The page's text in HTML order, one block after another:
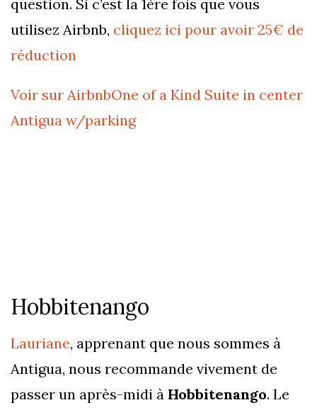
question. Si c’est la 1ère fois que vous
utilisez Airbnb, cliquez ici pour avoir 25€ de
réduction
Voir sur AirbnbOne of a Kind Suite in center
Antigua w/parking
Hobbitenango
Lauriane, apprenant que nous sommes à
Antigua, nous recommande vivement de
passer un après-midi à Hobbitenango. Le